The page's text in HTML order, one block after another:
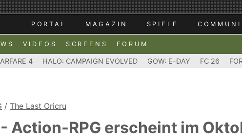
PORTAL MAGAZIN SPIELE
VIDEOS SCREENS FORUM
4 HALO: CAMPAIGN EVOLVED GOW: E-DAY FC 26
/ The Last Oricru
Action-RPG erscheint im